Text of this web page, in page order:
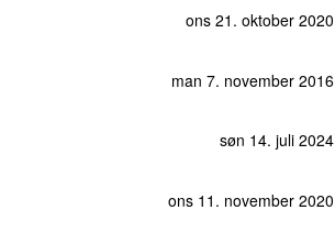
ons 21. oktober 2020
man 7. november 2016
søn 14. juli 2024
ons 11. november 2020